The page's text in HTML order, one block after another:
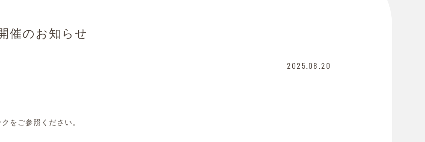
催のお知らせ
2025.08.20
をご参照ください。